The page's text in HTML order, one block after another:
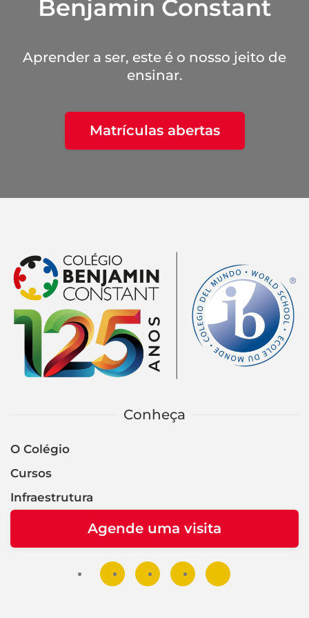
Benjamin Constant
Aprender a ser, este é o nosso jeito de
ensinar.
Matrículas abertas
Conheça
O Colégio
Cursos
Infraestrutura
Agende uma visita